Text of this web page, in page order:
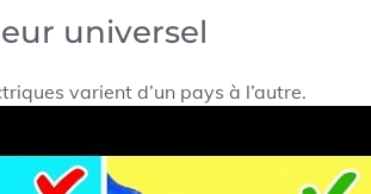
universel
varient d’un pays à l’autre.
tous les voyageurs. Il vous
vos appareils électroniques